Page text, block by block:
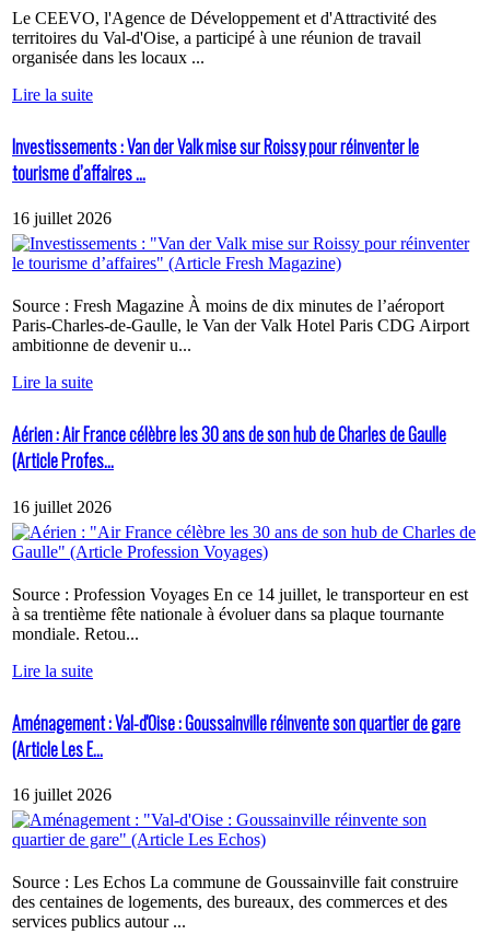
Le CEEVO, l'Agence de Développement et d'Attractivité des
territoires du Val-d'Oise, a participé à une réunion de travail
organisée dans les locaux ...
Lire la suite
Investissements : Van der Valk mise sur Roissy pour réinventer le
tourisme d’affaires ...
16 juillet 2026
Source : Fresh Magazine À moins de dix minutes de l’aéroport
Paris-Charles-de-Gaulle, le Van der Valk Hotel Paris CDG Airport
ambitionne de devenir u...
Lire la suite
Aérien : Air France célèbre les 30 ans de son hub de Charles de Gaulle
(Article Profes...
16 juillet 2026
Source : Profession Voyages En ce 14 juillet, le transporteur en est
à sa trentième fête nationale à évoluer dans sa plaque tournante
mondiale. Retou...
Lire la suite
Aménagement : Val-d'Oise : Goussainville réinvente son quartier de gare
(Article Les E...
16 juillet 2026
Source : Les Echos La commune de Goussainville fait construire
des centaines de logements, des bureaux, des commerces et des
services publics autour ...